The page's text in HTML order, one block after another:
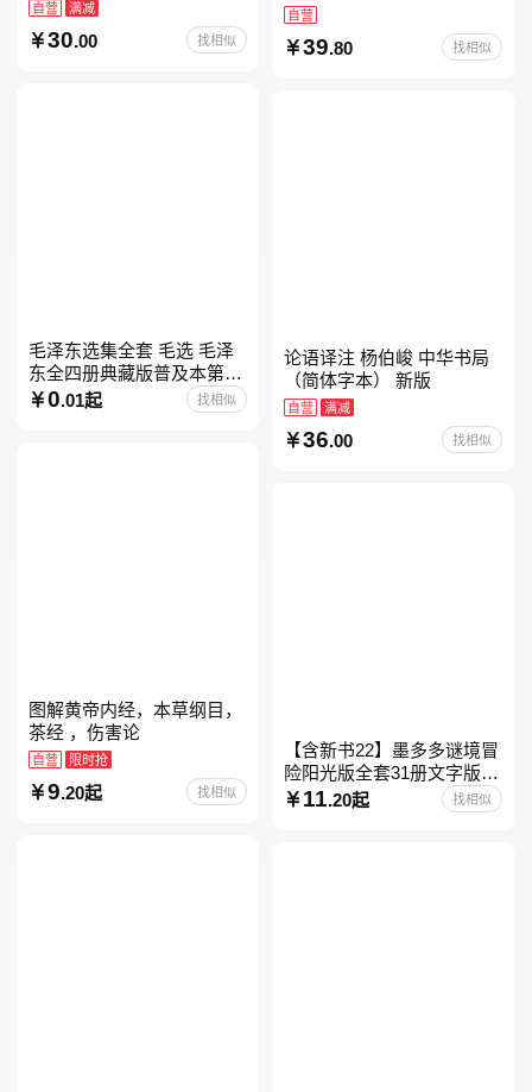
自营 满减
30.00 找相似
1-156册肥志著漫画8周年纪
念版套装3册小学生课外阅
读儿童西游喵知识
自营
39.80 找相似
毛泽东选集全套 毛选 毛泽
东全四册典藏版普及本第一
二三四卷 毛泽东军事文集毛
泽东兵法孔见毛泽东文集思
0.01起 找相似
论语译注 杨伯峻 中华书局
（简体字本） 新版
自营 满减
36.00 找相似
图解黄帝内经，本草纲目，
茶经 ，伤害论
自营 限时抢
9.20起 找相似
【含新书22】墨多多谜境冒
险阳光版全套31册文字版彩
色漫画版不可思议事件簿怪
物大师任选 雷欧幻像查理九
11 .20起 找相似